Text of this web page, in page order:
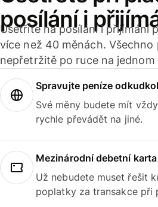
posílání i
Ušetříte na posílání i přijímání
více než 40 měnách.
nepřetržitě po ruce na jednom
Spravujte peníze
Své měny budete mít
rychle převádět na jiné.
Mezinárodní debetní karta
Už nebudete muset řešit
poplatky za transakce při